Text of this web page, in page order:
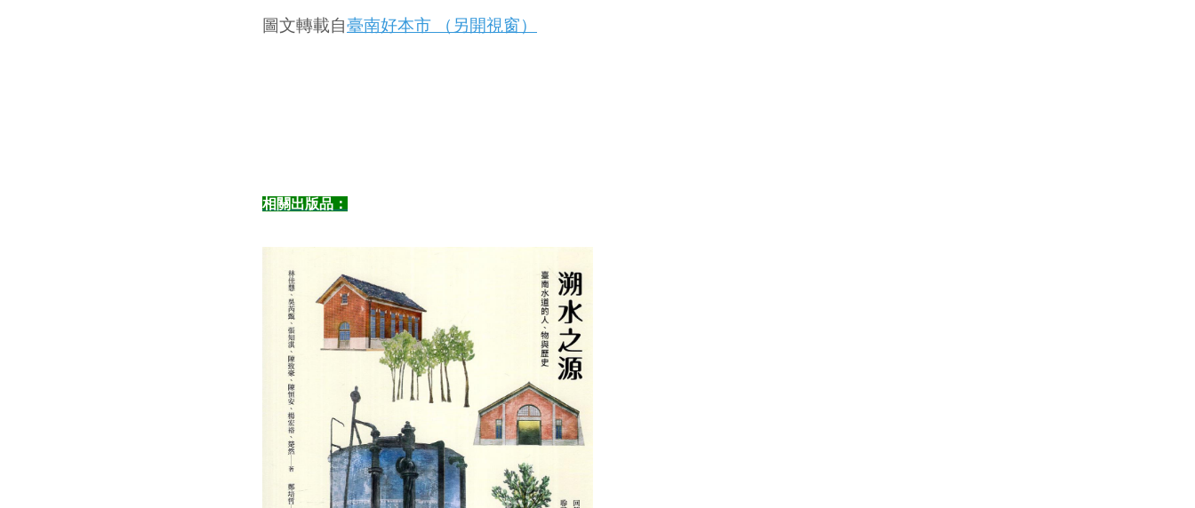
圖文轉載自臺南好本市 （另開視窗）
相關出版品：